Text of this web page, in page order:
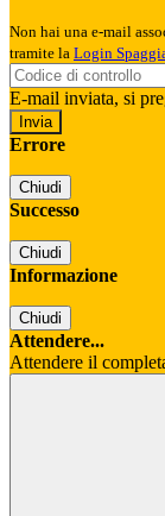
Non hai una e-mail
tramite la Login
E-mail inviata, si
Errore
Chiudi
Successo
Chiudi
Informazione
Chiudi
Attendere...
Attendere il